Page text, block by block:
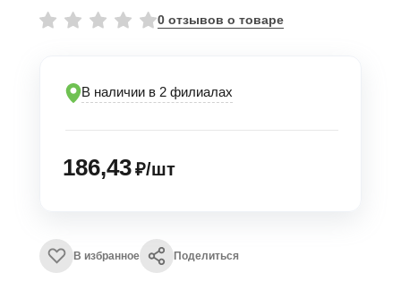
0 отзывов о товаре
В наличии в 2 филиалах
186,43₽/шт
В избранное Поделиться